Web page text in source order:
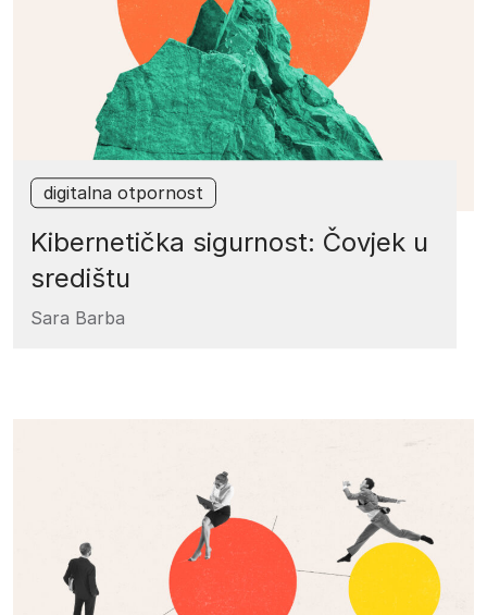
digitalna otpornost
Kibernetička sigurnost: Čovjek u
središtu
Sara Barba